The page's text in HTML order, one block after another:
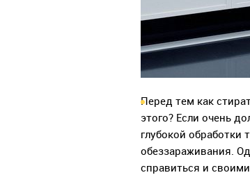
Перед тем как
этого? Если очень
глубокой
обеззараживания.
справиться и